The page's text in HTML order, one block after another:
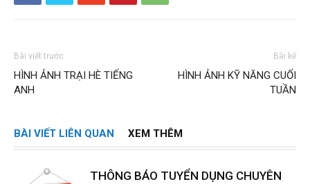
Bài viết trước
HÌNH ẢNH TRẠI HÈ TIẾNG
ANH
Bài kế
HÌNH ẢNH KỸ NĂNG CUỐI
TUẦN
BÀI VIẾT LIÊN QUAN XEM THÊM
THÔNG BÁO TUYỂN DỤNG CHUYÊN